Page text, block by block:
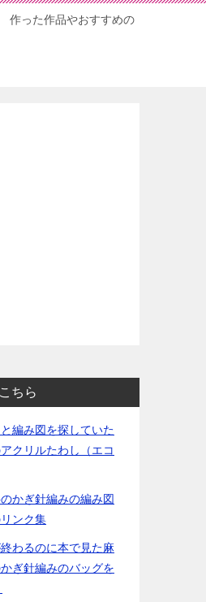
作った作品やおすすめの
ちら
編み図を探していた
クリルたわし（エコ
かぎ針編みの編み図
ンク集
わるのに本で見た麻
ぎ針編みのバッグを